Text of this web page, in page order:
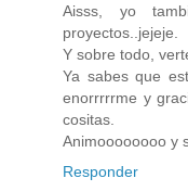
Aisss, yo
proyectos..jejeje.
Y sobre todo,
Ya sabes que
enorrrrrme y
cositas.
Animoooooooo y
Responder